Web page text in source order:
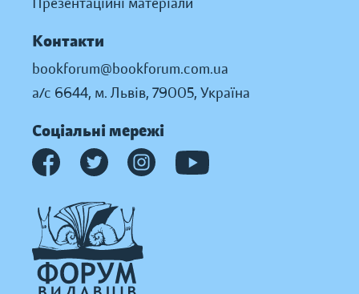
Контакти
bookforum@bookforum.com.ua
а/с 6644, м. Львів, 79005, Україна
Соціальні мережі